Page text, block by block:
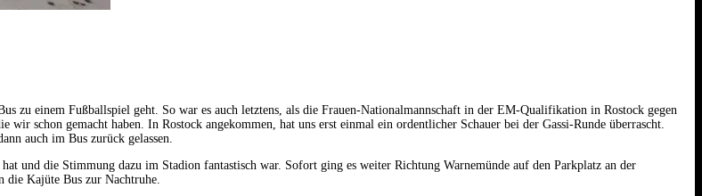
zu einem Fußballspiel geht. So war es auch letztens, als die Frauen-Nationalmannschaft in der EM-Qualifikation in Rostock gegen
schon gemacht haben. In Rostock angekommen, hat uns erst einmal ein ordentlicher Schauer bei der Gassi-Runde überrascht.
auch im Bus zurück gelassen.
und die Stimmung dazu im Stadion fantastisch war. Sofort ging es weiter Richtung Warnemünde auf den Parkplatz an der
die Kajüte Bus zur Nachtruhe.